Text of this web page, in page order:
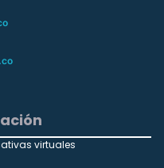
virtuales